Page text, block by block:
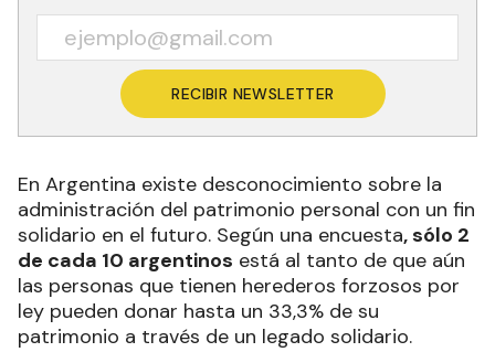
RECIBIR NEWSLETTER
En Argentina existe desconocimiento sobre la
administración del patrimonio personal con un fin
solidario en el futuro. Según una encuesta, sólo 2
de cada 10 argentinos está al tanto de que aún
las personas que tienen herederos forzosos por
ley pueden donar hasta un 33,3% de su
patrimonio a través de un legado solidario.